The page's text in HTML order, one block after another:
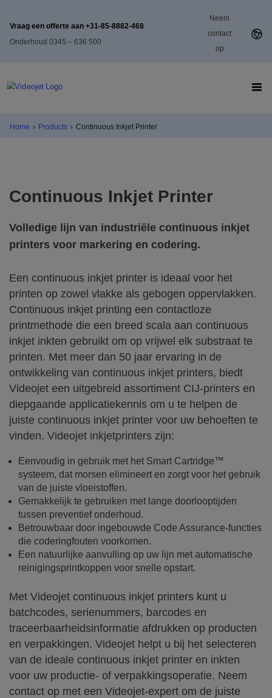
Vraag een offerte aan +31-85-8882-468
Onderhoud 0345 – 636 500
Neem
contact
op
Home › Products › Continuous Inkjet Printer
Continuous Inkjet Printer
Volledige lijn van industriële continuous inkjet
printers voor markering en codering.
Een continuous inkjet printer is ideaal voor het
printen op zowel vlakke als gebogen oppervlakken.
Continuous inkjet printing een contactloze
printmethode die een breed scala aan continuous
inkjet inkten gebruikt om op vrijwel elk substraat te
printen. Met meer dan 50 jaar ervaring in de
ontwikkeling van continuous inkjet printers, biedt
Videojet een uitgebreid assortiment CIJ-printers en
diepgaande applicatiekennis om u te helpen de
juiste continuous inkjet printer voor uw behoeften te
vinden. Videojet inkjetprinters zijn:
Eenvoudig in gebruik met het Smart Cartridge™
systeem, dat morsen elimineert en zorgt voor het gebruik
van de juiste vloeistoffen.
Gemakkelijk te gebruiken met lange doorlooptijden
tussen preventief onderhoud.
Betrouwbaar door ingebouwde Code Assurance-functies
die coderingfouten voorkomen.
Een natuurlijke aanvulling op uw lijn met automatische
reinigingsprintkoppen voor snelle opstart.
Met Videojet continuous inkjet printers kunt u
batchcodes, serienummers, barcodes en
traceerbaarheidsinformatie afdrukken op producten
en verpakkingen. Videojet helpt u bij het selecteren
van de ideale continuous inkjet printer en inkten
voor uw productie- of verpakkingsoperatie. Neem
contact op met een Videojet-expert om de juiste